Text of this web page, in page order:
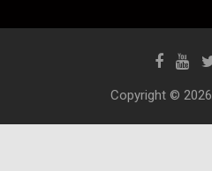
Copyright © 2026